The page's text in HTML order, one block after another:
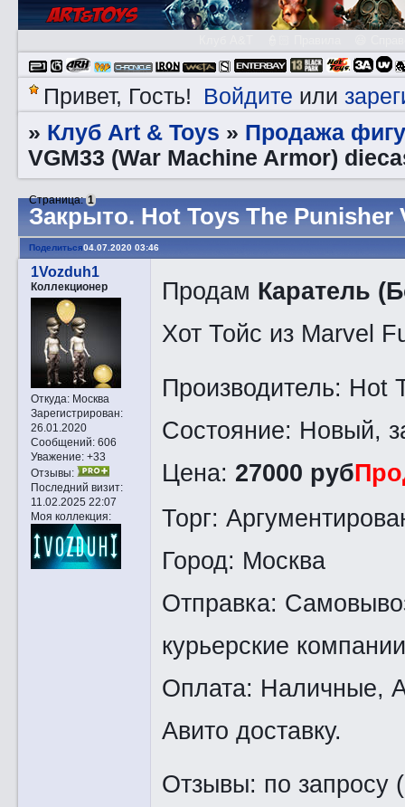
Привет, Гость! Войдите или
» Клуб Art & Toys » Продажа
VGM33 (War Machine Armor)
Закрытo. Hot Toys The Punisher
Страница:1
Поделиться04.07.2020 03:46
1Vozduh1
Коллекционер
Откуда:Москва
Зарегистрирован:
26.01.2020
Сообщений:606
Уважение: +33
Отзывы:
Последний визит:
11.02.2025 22:07
Моя коллекция:
Продам Каратель
Хот Тойс из Marvel
Производитель: Hot
Состояние: Новый,
Цена: 27000 руб
Торг:
Город: Москва
Отправка:
курьерские
Оплата: Наличные,
Авито доставку.
Отзывы: по запросу